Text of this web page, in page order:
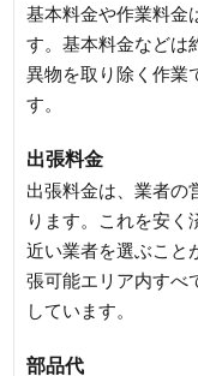
基本料金や作業料金
す。基本料金などは
異物を取り除く作業
す。
出張料金
出張料金は、業者の
ります。これを安く
近い業者を選ぶこと
張可能エリア内すべ
しています。
部品代